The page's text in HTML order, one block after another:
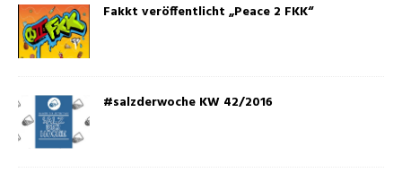
Fakkt veröffentlicht „Peace 2 FKK“
#salzderwoche KW 42/2016